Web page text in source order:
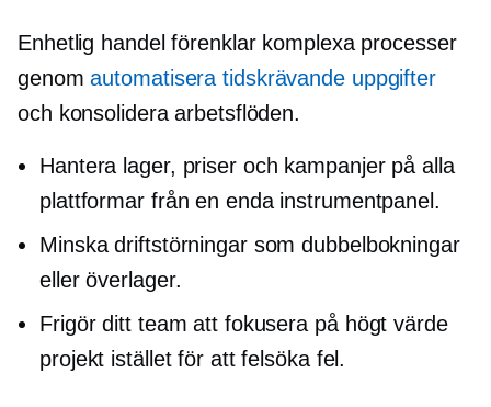
Enhetlig handel förenklar komplexa processer
genomautomatiseratidskrävandeuppgifter
och konsolidera arbetsflöden.
Hantera lager, priser och kampanjer på alla
plattformar från en enda instrumentpanel.
Minska driftstörningar som dubbelbokningar
eller överlager.
Frigör ditt team att fokusera på högt värde
projekt istället för att felsöka fel.